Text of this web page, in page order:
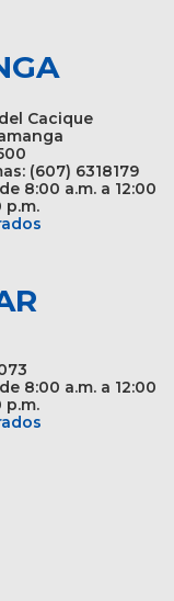
Cacique
(607) 6318179
8:00 a.m. a 12:00
p.m.
8:00 a.m. a 12:00
p.m.